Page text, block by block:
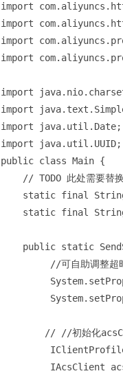
import
import
import
import
import
import
import java.util.Date;
import java.util.UUID;
public class Main {
// TODO 此处需要替
static final
static final
public static
//可自助调整超
// //初始化
IAcsClient